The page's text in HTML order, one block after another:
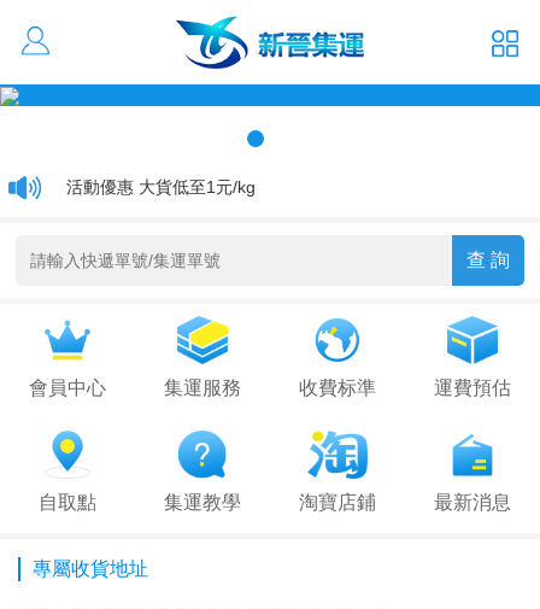
活動優惠 大貨低至1元/kg
會員中心 集運服務 收費标準 運費預估
自取點 集運教學 淘寶店鋪 最新消息
專屬收貨地址